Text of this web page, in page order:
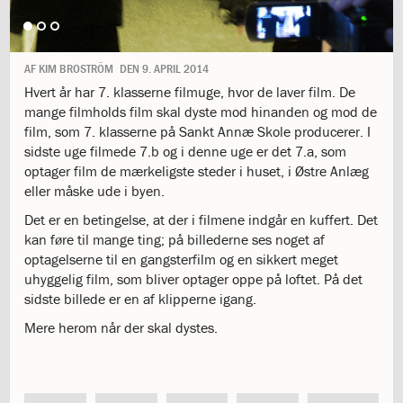
days
of
giving
it
Grow
1.13:
Move
it!
1.14:
Ucycle
We
cycle
Recycle
1.15:
Historie
1.16:
Bombningen
af
Institut
Jeanne
af
AF KIM BROSTRÖM DEN 9. APRIL 2014
Hvert år har 7. klasserne filmuge, hvor de laver film. De
mange filmholds film skal dyste mod hinanden og mod de
film, som 7. klasserne på Sankt Annæ Skole producerer. I
sidste uge filmede 7.b og i denne uge er det 7.a, som
optager film de mærkeligste steder i huset, i Østre Anlæg
eller måske ude i byen.
Det er en betingelse, at der i filmene indgår en kuffert. Det
kan føre til mange ting; på billederne ses noget af
optagelserne til en gangsterfilm og en sikkert meget
uhyggelig film, som bliver optager oppe på loftet. På det
sidste billede er en af klipperne igang.
Mere herom når der skal dystes.